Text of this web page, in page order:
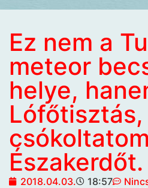
Ez nem a
meteor
helye,
Lófőtisztás,
2018.04.03. 18:57